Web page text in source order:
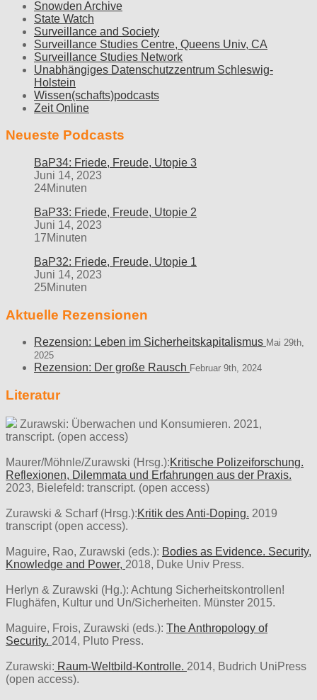
Snowden Archive
State Watch
Surveillance and Society
Surveillance Studies Centre, Queens Univ, CA
Surveillance Studies Network
Unabhängiges Datenschutzzentrum Schleswig-
Holstein
Wissen(schafts)podcasts
Zeit Online
Neueste Podcasts
BaP34: Friede, Freude, Utopie 3
Juni 14, 2023
24Minuten
BaP33: Friede, Freude, Utopie 2
Juni 14, 2023
17Minuten
BaP32: Friede, Freude, Utopie 1
Juni 14, 2023
25Minuten
Aktuelle Rezensionen
Rezension: Leben im Sicherheitskapitalismus Mai 29th,
2025
Rezension: Der große Rausch Februar 9th, 2024
Literatur
Zurawski: Überwachen und Konsumieren. 2021,
transcript. (open access)
Maurer/Möhnle/Zurawski (Hrsg.):Kritische Polizeiforschung.
Reflexionen, Dilemmata und Erfahrungen aus der Praxis.
2023, Bielefeld: transcript. (open access)
Zurawski & Scharf (Hrsg.):Kritik des Anti-Doping. 2019
transcript (open access).
Maguire, Rao, Zurawski (eds.): Bodies as Evidence. Security,
Knowledge and Power, 2018, Duke Univ Press.
Herlyn & Zurawski (Hg.): Achtung Sicherheitskontrollen!
Flughäfen, Kultur und Un/Sicherheiten. Münster 2015.
Maguire, Frois, Zurawski (eds.): The Anthropology of
Security. 2014, Pluto Press.
Zurawski: Raum-Weltbild-Kontrolle. 2014, Budrich UniPress
(open access).